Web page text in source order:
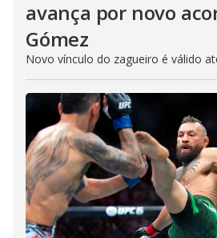
avança por novo
Gómez
Novo vínculo do zagueiro é válido